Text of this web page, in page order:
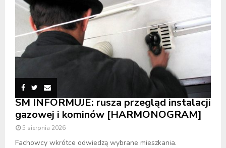
SM INFORMUJE: rusza przegląd instalacji
gazowej i kominów [HARMONOGRAM]
5 sierpnia 2026
Fachowcy wkrótce odwiedzą wybrane mieszkania.